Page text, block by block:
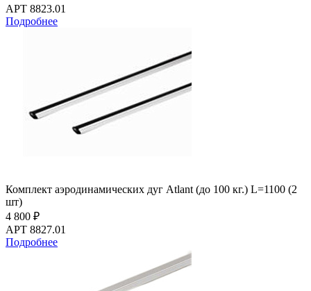
АРТ 8823.01
Подробнее
Комплект аэродинамических дуг Atlant (до 100 кг.) L=1100 (2
шт)
4 800 ₽
АРТ 8827.01
Подробнее